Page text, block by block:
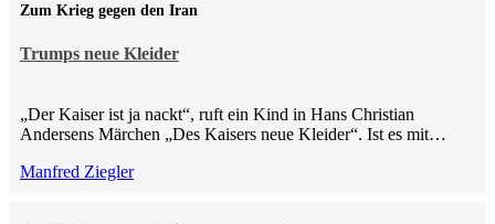
Trumps neue Kleider
Zum Krieg gegen den Iran
„Der Kaiser ist ja nackt“, ruft ein Kind in Hans Christian
Andersens Märchen „Des Kaisers neue Kleider“. Ist es mit…
Manfred Ziegler